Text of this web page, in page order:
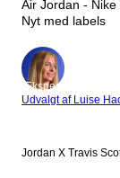
Air Jordan -
Nyt med labels
Ekspert
Udvalgt af Luise
Jordan X Travis